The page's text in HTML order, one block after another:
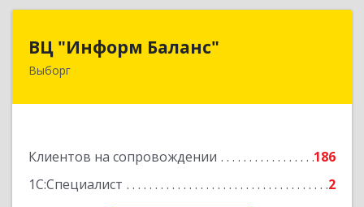
ВЦ "Информ Баланс"
Выборг
Клиентов на сопровождении
186
1С:Специалист
2
188800, Ленинградская обл, Выборгский р-н,